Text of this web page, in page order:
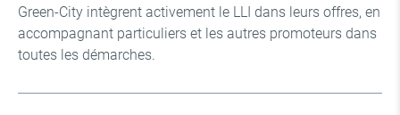
Green-City intègrent activement le LLI dans leurs offres, en
accompagnant particuliers et les autres promoteurs dans
toutes les démarches.